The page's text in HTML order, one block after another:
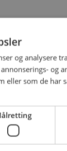
din.
og analysere
og
eller som de har